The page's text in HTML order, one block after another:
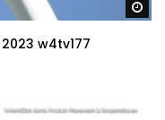
w4tv177